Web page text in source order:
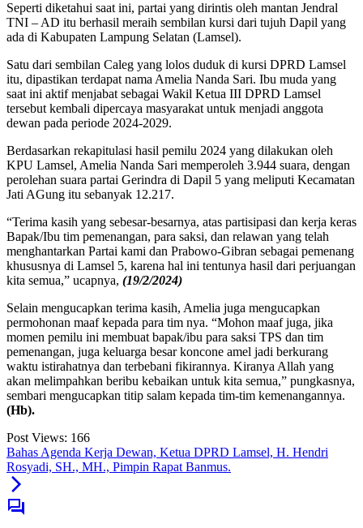
Seperti diketahui saat ini, partai yang dirintis oleh mantan Jendral
TNI – AD itu berhasil meraih sembilan kursi dari tujuh Dapil yang
ada di Kabupaten Lampung Selatan (Lamsel).
Satu dari sembilan Caleg yang lolos duduk di kursi DPRD Lamsel
itu, dipastikan terdapat nama Amelia Nanda Sari. Ibu muda yang
saat ini aktif menjabat sebagai Wakil Ketua III DPRD Lamsel
tersebut kembali dipercaya masyarakat untuk menjadi anggota
dewan pada periode 2024-2029.
Berdasarkan rekapitulasi hasil pemilu 2024 yang dilakukan oleh
KPU Lamsel, Amelia Nanda Sari memperoleh 3.944 suara, dengan
perolehan suara partai Gerindra di Dapil 5 yang meliputi Kecamatan
Jati AGung itu sebanyak 12.217.
“Terima kasih yang sebesar-besarnya, atas partisipasi dan kerja keras
Bapak/Ibu tim pemenangan, para saksi, dan relawan yang telah
menghantarkan Partai kami dan Prabowo-Gibran sebagai pemenang
khususnya di Lamsel 5, karena hal ini tentunya hasil dari perjuangan
kita semua,” ucapnya, (19/2/2024)
Selain mengucapkan terima kasih, Amelia juga mengucapkan
permohonan maaf kepada para tim nya. “Mohon maaf juga, jika
momen pemilu ini membuat bapak/ibu para saksi TPS dan tim
pemenangan, juga keluarga besar koncone amel jadi berkurang
waktu istirahatnya dan terbebani fikirannya. Kiranya Allah yang
akan melimpahkan beribu kebaikan untuk kita semua,” pungkasnya,
sembari mengucapkan titip salam kepada tim-tim kemenangannya.
(Hb).
Post Views: 166
Bahas Agenda Kerja Dewan, Ketua DPRD Lamsel, H. Hendri
Rosyadi, SH., MH., Pimpin Rapat Banmus.